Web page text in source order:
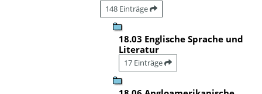
148 Einträge
18.03 Englische Sprache und
Literatur
17 Einträge